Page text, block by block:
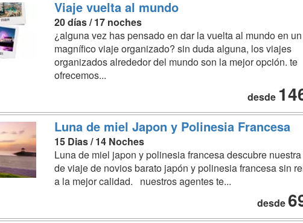
Viaje vuelta al mundo
20 días / 17 noches
¿alguna vez has pensado en dar la vuelta al mundo en un
magnífico viaje organizado? sin duda alguna, los viajes
organizados alrededor del mundo son la mejor opción. te
ofrecemos...
desde
Luna de miel Japon y Polinesia Francesa
15 Dias / 14 Noches
Luna de miel japon y polinesia francesa descubre
de viaje de novios barato japón y polinesia francesa sin
a la mejor calidad. nuestros agentes te...
desde